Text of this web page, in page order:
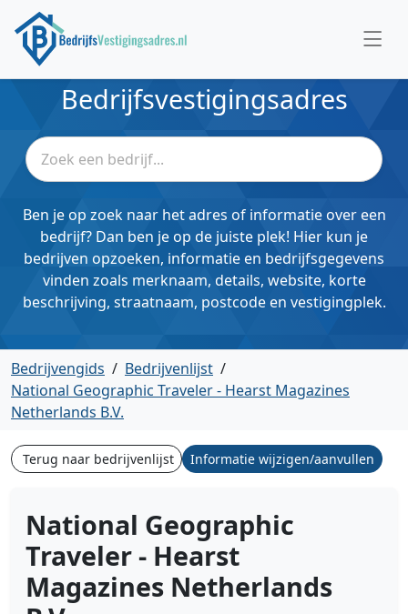
Bedrijfsvestigingsadres
Ben je op zoek naar het adres of informatie over een
bedrijf? Dan ben je op de juiste plek! Hier kun je
bedrijven opzoeken, informatie en bedrijfsgegevens
vinden zoals merknaam, details, website, korte
beschrijving, straatnaam, postcode en vestigingplek.
Bedrijvengids / Bedrijvenlijst /
National Geographic Traveler - Hearst Magazines
Netherlands B.V.
Terug naar bedrijvenlijst Informatie wijzigen/aanvullen
National Geographic
Traveler - Hearst
Magazines Netherlands